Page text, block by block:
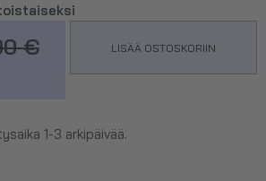
€ LISÄÄ OSTOSKORIIN
1-3 arkipäivää.